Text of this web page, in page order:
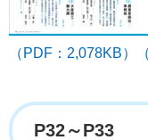
（PDF：2,078KB）
P32～P33